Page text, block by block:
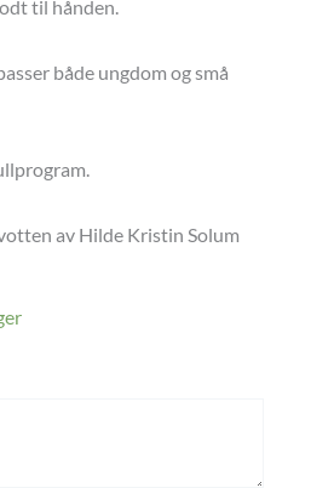
til hånden.
både ungdom og små
av Hilde Kristin Solum